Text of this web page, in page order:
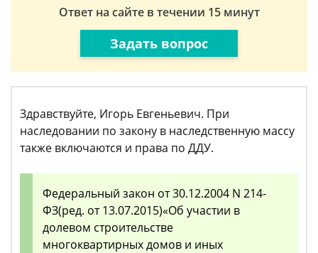
Ответ на сайте в течении 15 минут
Задать вопрос
Здравствуйте, Игорь Евгеньевич. При
наследовании по закону в наследственную массу
также включаются и права по ДДУ.
Федеральный закон от 30.12.2004 N 214-
ФЗ(ред. от 13.07.2015)«Об участии в
долевом строительстве
многоквартирных домов и иных